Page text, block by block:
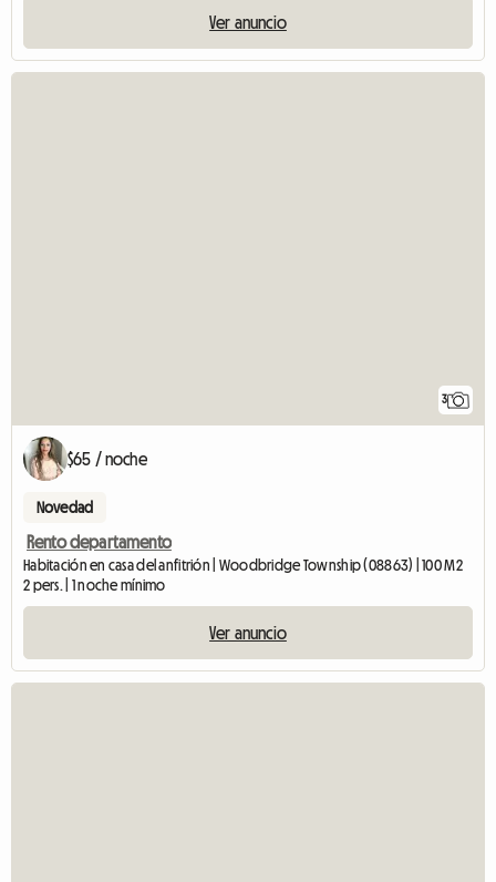
Ver anuncio
3
$65 / noche
Novedad
Rento departamento
Habitación en casa del anfitrión | Woodbridge Township (08863) | 100 M2
2 pers. | 1 noche mínimo
Ver anuncio